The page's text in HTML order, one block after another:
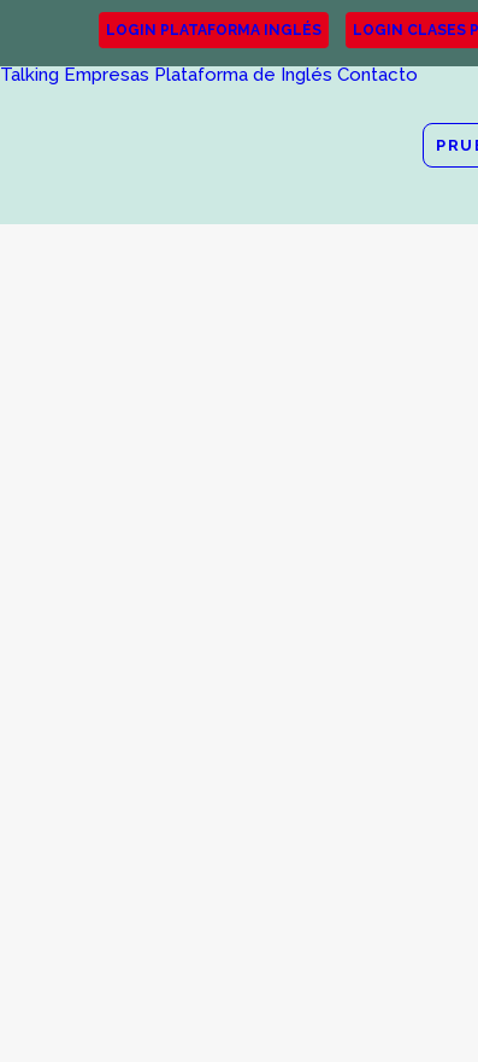
LOGIN PLATAFORMA INGLÉS LOGIN CLASES
Talking Empresas Plataforma de Inglés Contacto